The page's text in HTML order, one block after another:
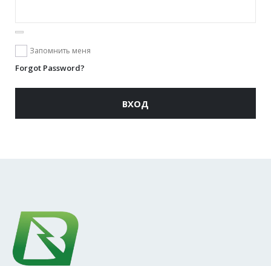
Запомнить меня
Forgot Password?
ВХОД